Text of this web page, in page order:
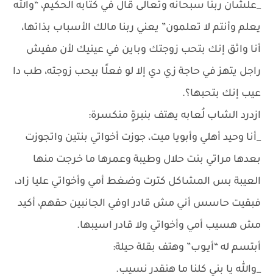
_علشان ربنا سبحانه وتعالى قال في كتابه الحكيم، “والله
يعلم وأنتم لا تعلمون” يعني ربنا مالك الأسباب بذاتها،
أنا واثق إنك بتحب زوجتك وباين في عينيك لأن مفيش
راجل يتهز في حاجة زي دي إلا لو فعلًا بيحب زوجته، طب دا
عيب إنك بتحبها؟.
ازدرد الشاب لُعابه يهتف بنبرةٍ منكسرة:
_أنا وحيد أهلي وأبويا ميت، جوزت أخواتي بنتين واتجوزت
بعدها مراتي بنت حلال وطيبة وعمرها ما خرجت منها
العيبة بس المشاكل كترت وضغط أمي وأخواتي عليا زاد،
فبقيت حاسس أني مش قادر اوفي الجانبين حقهم، أكيد
مش هسيب أمي وأخواتي ولا قادر اسيبها.
أبتسم له “أيـوب” وهتف بقلة حيلة:
_والله يا بني كلنا ما هنقدر نسيب.